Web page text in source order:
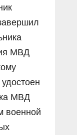
МВД
МВД
военной